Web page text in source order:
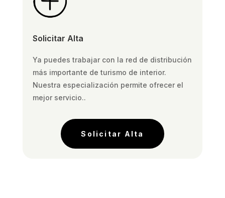
Solicitar Alta
Ya puedes trabajar con la red de distribución
más importante de turismo de interior.
Nuestra especialización permite ofrecer el
mejor servicio..
Solicitar Alta